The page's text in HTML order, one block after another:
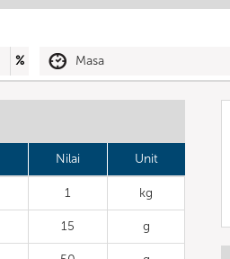
% Masa
Nilai Unit
1 kg
15 g